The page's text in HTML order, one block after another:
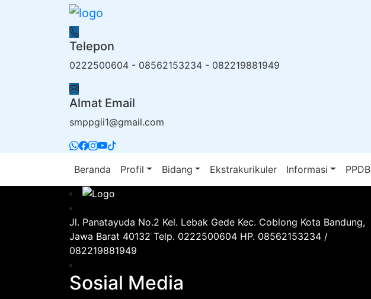
Telepon
0222500604 - 08562153234 - 082219881949
Almat Email
smppgii1@gmail.com
Beranda Profil Bidang Ekstrakurikuler Informasi PPDB
Jl. Panatayuda No.2 Kel. Lebak Gede Kec. Coblong Kota Bandung,
Jawa Barat 40132 Telp. 0222500604 HP. 08562153234 /
082219881949
Sosial Media